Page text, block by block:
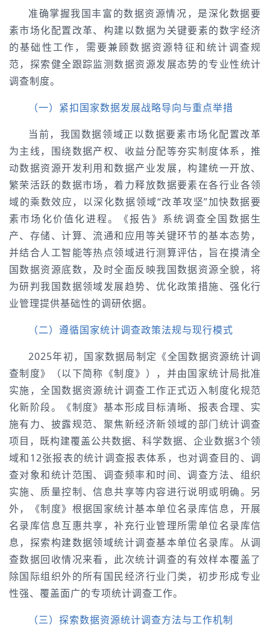
准确掌握我国丰富的数据资源情况，是深化数据要
素市场化配置改革、构建以数据为关键要素的数字经济
的基础性工作，需要兼顾数据资源特征和统计调查规
范，探索健全跟踪监测数据资源发展态势的专业性统计
调查制度。
（一）紧扣国家数据发展战略导向与重点举措
当前，我国数据领域正以数据要素市场化配置改革
为主线，围绕数据产权、收益分配等夯实制度体系，推
动数据资源开发利用和数据产业发展，构建统一开放、
繁荣活跃的数据市场，着力释放数据要素在各行业各领
域的乘数效应，以深化数据领域“改革攻坚”加快数据要
素市场化价值化进程。《报告》系统调查全国数据生
产、存储、计算、流通和应用等关键环节的基本态势，
并结合人工智能等热点领域进行测算评估，旨在摸清全
国数据资源底数，及时全面反映我国数据资源全貌，将
为研判我国数据领域发展趋势、优化政策措施、强化行
业管理提供基础性的调研依据。
（二）遵循国家统计调查政策法规与现行模式
2025年初，国家数据局制定《全国数据资源统计调
查制度》（以下简称《制度》），并由国家统计局批准
实施，全国数据资源统计调查工作正式迈入制度化规范
化新阶段。《制度》基本形成目标清晰、报表合理、实
施有力、披露规范、聚焦新经济新领域的部门统计调查
项目，既构建覆盖公共数据、科学数据、企业数据3个领
域和12张报表的统计调查报表体系，也对调查目的、调
查对象和统计范围、调查频率和时间、调查方法、组织
实施、质量控制、信息共享等内容进行说明或明确。另
外，《制度》根据国家统计基本单位名录库信息，开展
名录库信息互惠共享，补充行业管理所需单位名录库信
息，探索构建数据领域统计调查基本单位名录库。从调
查数据回收情况来看，此次统计调查的有效样本覆盖了
除国际组织外的所有国民经济行业门类，初步形成专业
性强、覆盖面广的专项统计调查工作。
（三）探索数据资源统计调查方法与工作机制